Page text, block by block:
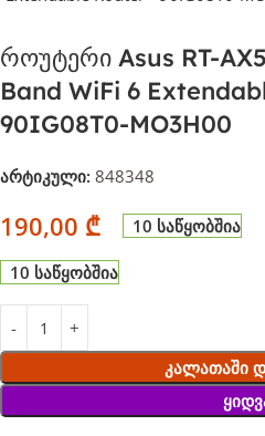
როუტერი Asus RT-
Band WiFi 6
90IG08T0-MO3H00
არტიკული: 848348
190,00 ₾ 10 საწყობშია
10 საწყობშია
Კალათაში